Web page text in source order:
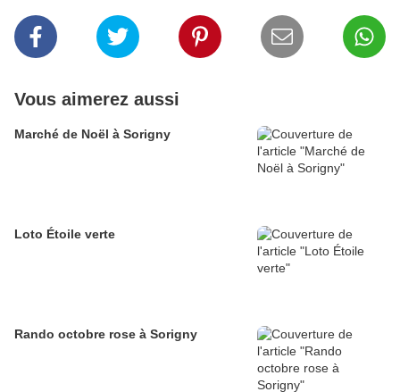
Vous aimerez aussi
Marché de Noël à Sorigny
Loto Étoile verte
Rando octobre rose à Sorigny